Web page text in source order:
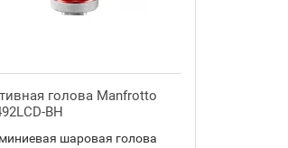
голова Manfrotto
BH
шаровая голова